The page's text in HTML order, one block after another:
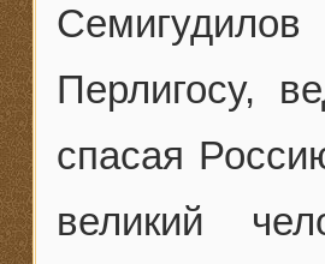
Перлигосу,
спасая
великий